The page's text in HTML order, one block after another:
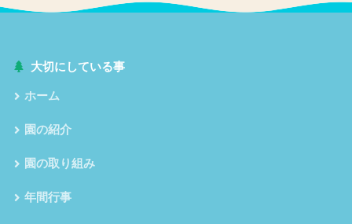
大切にしている事
ホーム
園の紹介
園の取り組み
年間行事